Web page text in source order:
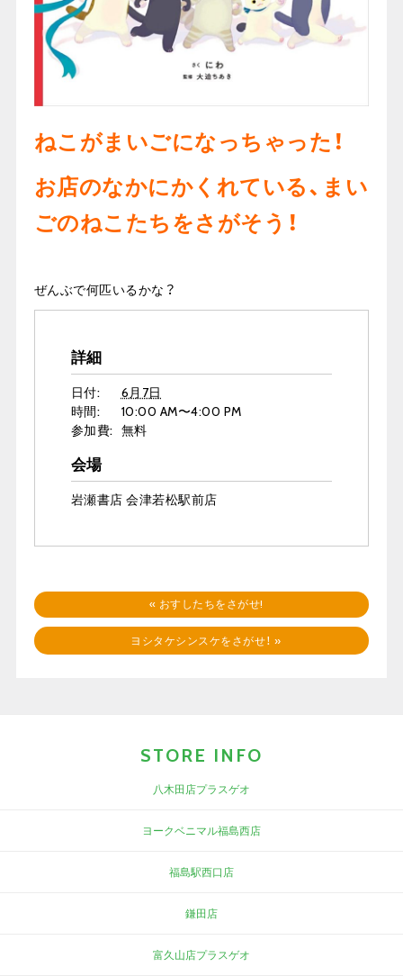
ねこがまいごになっちゃった！
お店のなかにかくれている、まい
ごのねこたちをさがそう！
ぜんぶで何匹いるかな？
詳細
日付:
6月7日
時間:
10:00 AM〜4:00 PM
参加費: 無料
会場
岩瀬書店 会津若松駅前店
« おすしたちをさがせ!
ヨシタケシンスケをさがせ！»
STORE INFO
八木田店プラスゲオ
ヨークベニマル福島西店
福島駅西口店
鎌田店
富久山店プラスゲオ